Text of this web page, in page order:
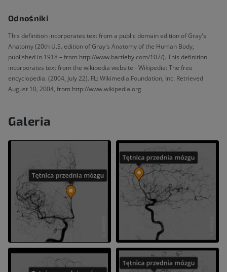
Odnośniki
This definition incorporates text from a public domain edition of Gray's
Anatomy (20th U.S. edition of Gray's Anatomy of the Human Body,
published in 1918 – from http://www.bartleby.com/107/). This definition
incorporates text from the wikipedia website - Wikipedia: The free
encyclopedia. (2004, July 22). FL: Wikimedia Foundation, Inc. Retrieved
August 10, 2004, from http://www.wikipedia.org
Galeria